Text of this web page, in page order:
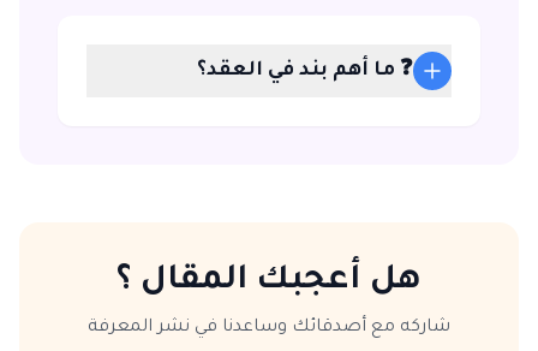
❓ ما أهم بند في العقد؟
هل أعجبك المقال ؟
شاركه مع أصدقائك وساعدنا في نشر المعرفة